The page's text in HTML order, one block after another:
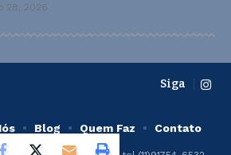
28, 2026
Siga
Blog Quem Faz Contato